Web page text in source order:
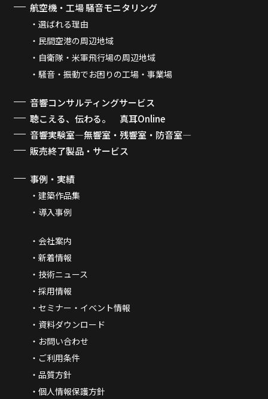
航空機・工場 騒音モニタリング
選ばれる理由
民間空港の周辺地域
自衛隊・米軍飛行場の周辺地域
騒音・振動でお困りの工場・事業場
音響コンサルティングサービス
聴こえる、伝わる。 真耳Online
音響実験室―無響室・残響室・防音室―
販売終了製品・サービス
事例・実績
建築作品集
導入事例
会社案内
新着情報
技術ニュース
採用情報
セミナー・イベント情報
資料ダウンロード
お問い合わせ
ご利用条件
品質方針
個人情報保護方針